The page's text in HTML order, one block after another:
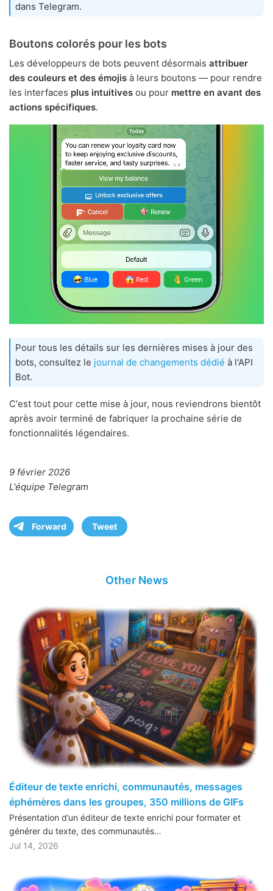
dans Telegram.
Boutons colorés pour les bots
Les développeurs de bots peuvent désormais attribuer
des couleurs et des émojis à leurs boutons — pour rendre
les interfaces plus intuitives ou pour mettre en avant des
actions spécifiques.
Pour tous les détails sur les dernières mises à jour des
bots, consultez le journal de changements dédié à l'API
Bot.
C'est tout pour cette mise à jour, nous reviendrons bientôt
après avoir terminé de fabriquer la prochaine série de
fonctionnalités légendaires.
9 février 2026
L'équipe Telegram
Forward Tweet
Other News
Éditeur de texte enrichi, communautés, messages
éphémères dans les groupes, 350 millions de GIFs
Présentation d’un éditeur de texte enrichi pour formater et
générer du texte, des communautés…
Jul 14, 2026